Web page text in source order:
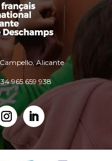
Alicante
965 659 938